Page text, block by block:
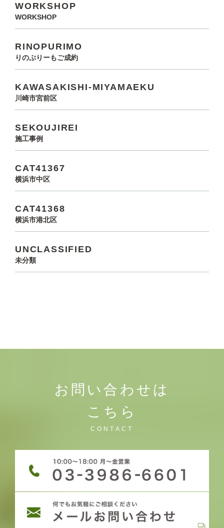
WORKSHOP
WORKSHOP
RINOPURIMO
りのぷりーもご成約
KAWASAKISHI-MIYAMAEKU
川崎市宮前区
SEKOUJIREI
施工事例
CAT41367
横浜市中区
CAT41368
横浜市港北区
UNCLASSIFIED
未分類
お問い合わせは
こちら
CONTACT